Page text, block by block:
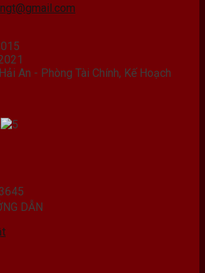
An - Phòng Tài Chính, Kế Hoạch
DẪN